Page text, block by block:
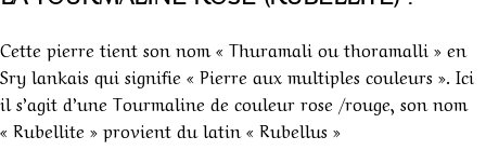
Cette pierre tient son nom « Thuramali ou thoramalli » en
Sry lankais qui signifie « Pierre aux multiples couleurs ». Ici
il s’agit d’une Tourmaline de couleur rose /rouge, son nom
« Rubellite » provient du latin « Rubellus »